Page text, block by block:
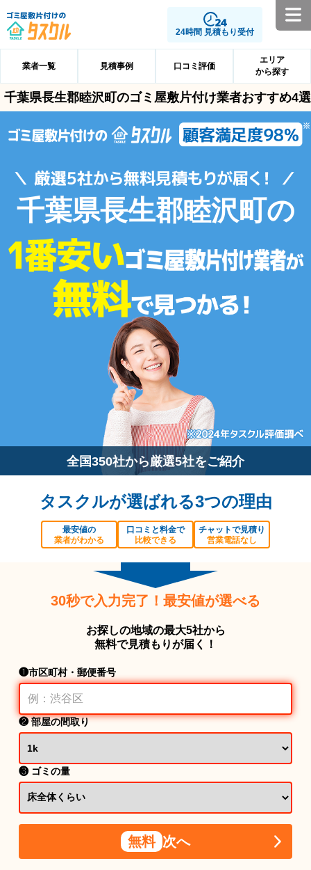
24時間 見積もり受付
業者一覧 見積事例 口コミ評価
エリア
から探す
千葉県長生郡睦沢町のゴミ屋敷片付け業者おすすめ4選
千葉県長生郡睦沢町の
全国350社から厳選5社をご紹介
タスクルが選ばれる3つの理由
最安値の
業者がわかる
口コミと料金で
比較できる
チャットで見積り
営業電話なし
30秒で入力完了！最安値が選べる
お探しの地域の最大5社から
無料で見積もりが届く！
❶市区町村・郵便番号
❷ 部屋の間取り
❸ ゴミの量
無料 次へ